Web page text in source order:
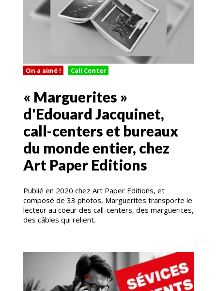
On a aimé ! Call Center
« Marguerites »
d'Edouard Jacquinet,
call-centers et bureaux
du monde entier, chez
Art Paper Editions
Publié en 2020 chez Art Paper Editions, et
composé de 33 photos, Marguerites transporte le
lecteur au coeur des call-centers, des marguerites,
des câbles qui relient.